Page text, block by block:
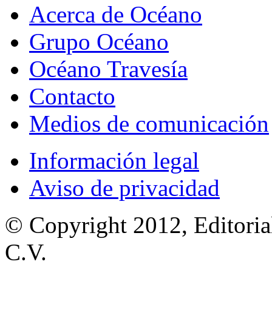
Acerca de Océano
Grupo Océano
Océano Travesía
Contacto
Medios de comunicación
Información legal
Aviso de privacidad
© Copyright 2012,
C.V.